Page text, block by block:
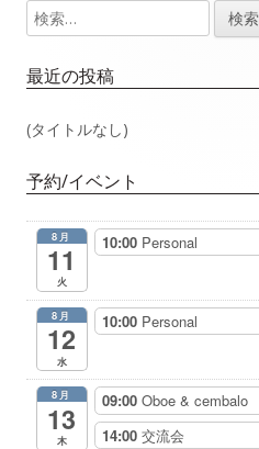
ビ
ゲ
ー
シ
ョ
ン
メ
イ
ン
ド
バ
検
索:
最近の投稿
(タイトルなし)
予約/イベント
8月
11
火
10:00 Personal
8月
12
水
10:00 Personal
8月
13
木
09:00 Oboe & cembalo
14:00 交流会